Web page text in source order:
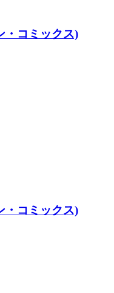
・コミックス)
・コミックス)